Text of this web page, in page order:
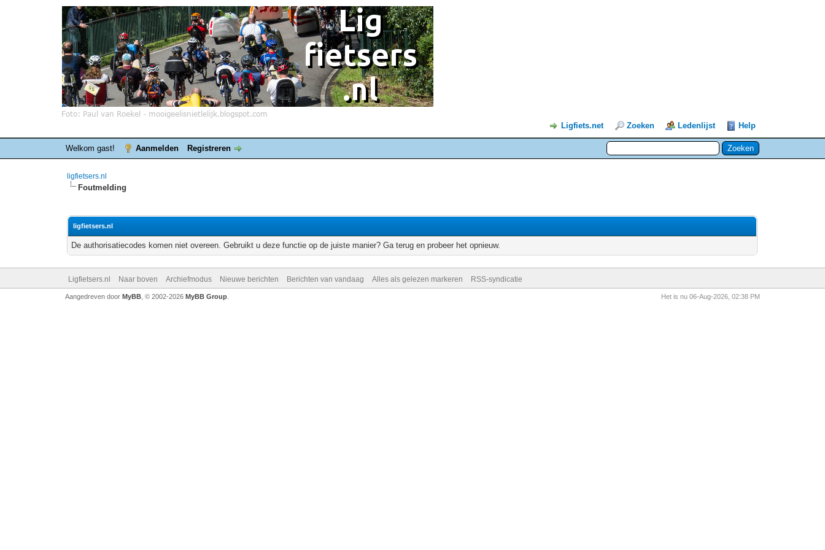
Ligfiets.net Zoeken Ledenlijst Help
Welkom gast! Aanmelden Registreren
ligfietsers.nl
Foutmelding
ligfietsers.nl
De authorisatiecodes komen niet overeen. Gebruikt u deze functie op de juiste manier? Ga terug en probeer het opnieuw.
Ligfietsers.nl Naar boven Archiefmodus Nieuwe berichten Berichten van vandaag Alles als gelezen markeren RSS-syndicatie
Het is nu 06-Aug-2026, 02:38 PM
Aangedreven door MyBB, © 2002-2026 MyBB Group.